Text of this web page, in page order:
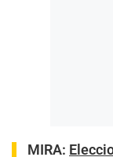
MIRA: